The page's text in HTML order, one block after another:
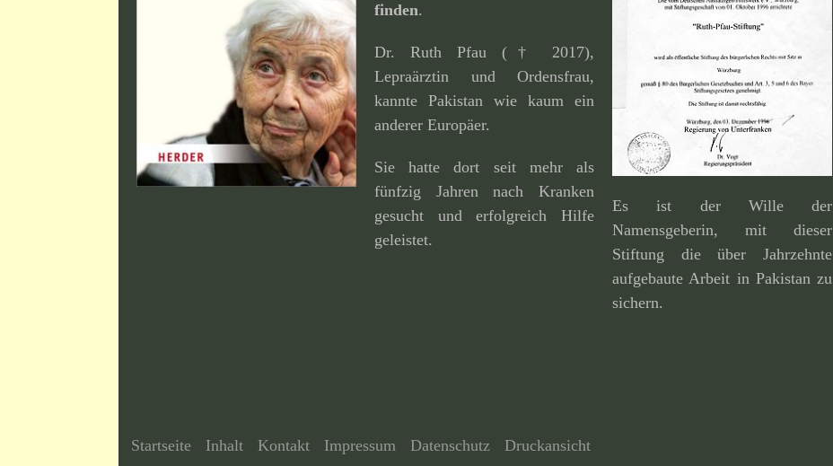
finden.
Dr. Ruth Pfau († 2017),
Lepraärztin und Ordensfrau,
kannte Pakistan wie kaum ein
anderer Europäer.
Sie hatte dort seit mehr als
fünfzig Jahren nach Kranken
gesucht und erfolg­reich Hilfe
geleistet.
Es ist der Wille der
Namensgeberin, mit dieser
Stiftung die über Jahrzehnte
aufge­baute Arbeit in Pakistan zu
sichern.
Startseite Inhalt Kontakt Impressum Datenschutz Druckansicht